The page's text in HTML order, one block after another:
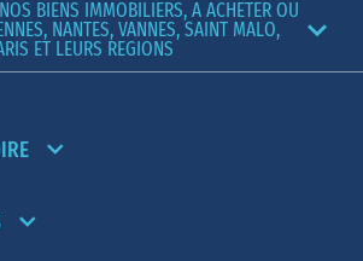
BIENS IMMOBILIERS, A ACHETER OU
NANTES, VANNES, SAINT MALO,
ET LEURS REGIONS